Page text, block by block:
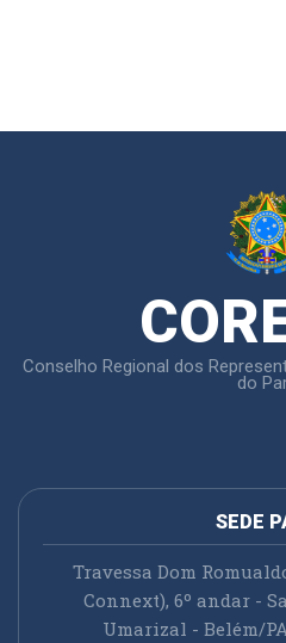
Conselho Regional dos
do
SEDE
Travessa Dom
Connext), 6º andar -
Umarizal - Belém/PA